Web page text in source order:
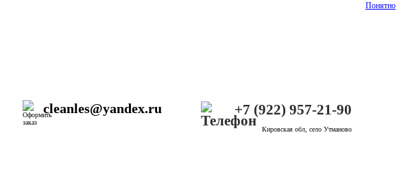
Понятно
cleanles@yandex.ru +7 (922) 957-21-90
Кировская обл, село Утманово